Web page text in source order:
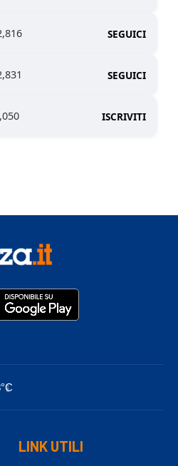
SEGUICI
SEGUICI
ISCRIVITI
LINK UTILI